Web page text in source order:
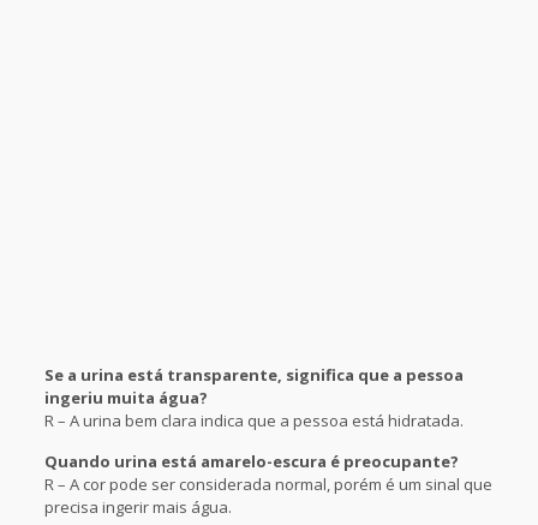
Se a urina está transparente, significa que a pessoa
ingeriu muita água?
R – A urina bem clara indica que a pessoa está hidratada.
Quando urina está amarelo-escura é preocupante?
R – A cor pode ser considerada normal, porém é um sinal que
precisa ingerir mais água.